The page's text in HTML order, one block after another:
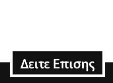
Δειτε Επισης